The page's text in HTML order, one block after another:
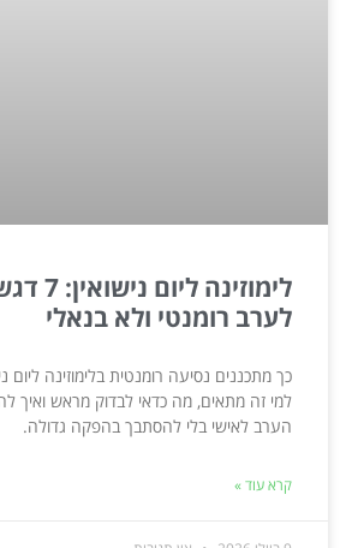
לימוזינה ליום
לערב רומנטי ולא בנאלי
כך מתכננים נסיעה רומנטית בלימוזינה ליום
למי זה מתאים, מה כדאי לבדוק מראש ואיך
הערב לאישי בלי להסתבך בהפקה גדולה.
קרא עוד »